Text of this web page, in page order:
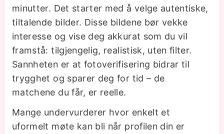
minutter. Det starter med å velge autentiske,
tiltalende bilder. Disse bildene bør vekke
interesse og vise deg akkurat som du vil
framstå: tilgjengelig, realistisk, uten filter.
Sannheten er at fotoverifisering bidrar til
trygghet og sparer deg for tid – de
matchene du får, er reelle.
Mange undervurderer hvor enkelt et
uformelt møte kan bli når profilen din er